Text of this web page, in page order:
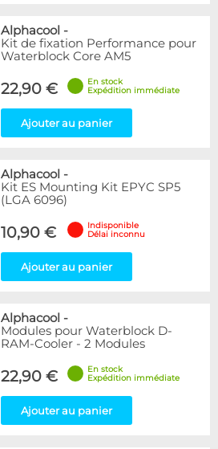
Alphacool -
Kit de fixation Performance pour
Waterblock Core AM5
22,90 €
En stock
Expédition immédiate
Ajouter au panier
Alphacool -
Kit ES Mounting Kit EPYC SP5
(LGA 6096)
10,90 €
Indisponible
Délai inconnu
Ajouter au panier
Alphacool -
Modules pour Waterblock D-
RAM-Cooler - 2 Modules
22,90 €
En stock
Expédition immédiate
Ajouter au panier